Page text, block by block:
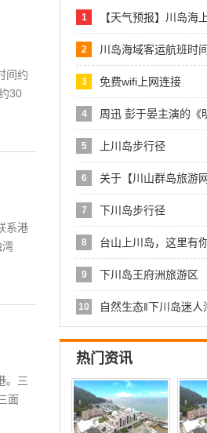
间约
30
系港
。三
面
1
【天气预报】川岛海
预报
2 川岛海域客运航班时间
3 免费wifi上网连接
4
周迅 彭于晏主演的《
川
5 上川岛步行径
6
关于【川山群岛旅游
服务
7 下川岛步行径
8 台山上川岛，这里有
9 下川岛王府洲旅游区
10 自然生态‖下川岛迷人
热门资讯